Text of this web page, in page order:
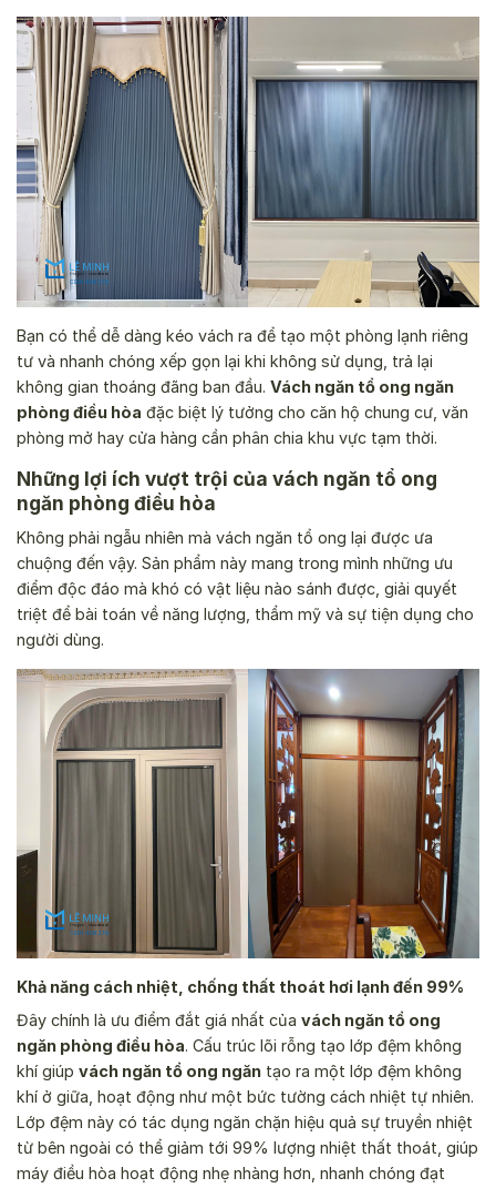
Bạn có thể dễ dàng kéo vách ra để tạo một phòng lạnh riêng
tư và nhanh chóng xếp gọn lại khi không sử dụng, trả lại
không gian thoáng đãng ban đầu. Vách ngăn tổ ong ngăn
phòng điều hòa đặc biệt lý tưởng cho căn hộ chung cư, văn
phòng mở hay cửa hàng cần phân chia khu vực tạm thời.
Những lợi ích vượt trội của vách ngăn tổ ong
ngăn phòng điều hòa
Không phải ngẫu nhiên mà vách ngăn tổ ong lại được ưa
chuộng đến vậy. Sản phẩm này mang trong mình những ưu
điểm độc đáo mà khó có vật liệu nào sánh được, giải quyết
triệt để bài toán về năng lượng, thẩm mỹ và sự tiện dụng cho
người dùng.
Khả năng cách nhiệt, chống thất thoát hơi lạnh đến 99%
Đây chính là ưu điểm đắt giá nhất của vách ngăn tổ ong
ngăn phòng điều hòa. Cấu trúc lõi rỗng tạo lớp đệm không
khí giúp vách ngăn tổ ong ngăn tạo ra một lớp đệm không
khí ở giữa, hoạt động như một bức tường cách nhiệt tự nhiên.
Lớp đệm này có tác dụng ngăn chặn hiệu quả sự truyền nhiệt
từ bên ngoài có thể giảm tới 99% lượng nhiệt thất thoát, giúp
máy điều hòa hoạt động nhẹ nhàng hơn, nhanh chóng đạt